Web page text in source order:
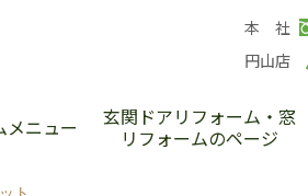
本 社
円山店
メニュー
玄関ドアリフォーム・窓
リフォームのページ